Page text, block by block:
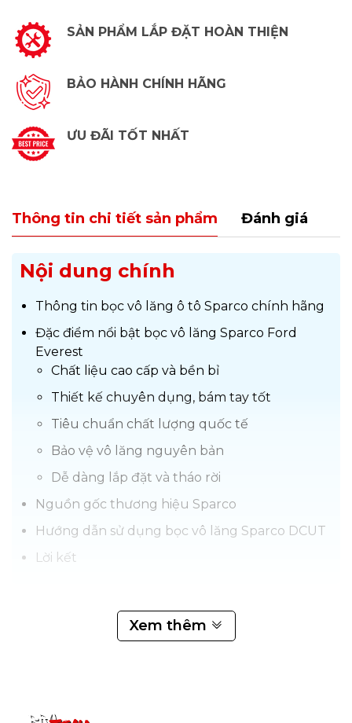
SẢN PHẨM LẮP ĐẶT HOÀN THIỆN
BẢO HÀNH CHÍNH HÃNG
ƯU ĐÃI TỐT NHẤT
Thông tin chi tiết sản phẩm Đánh giá
Nội dung chính
Thông tin bọc vô lăng ô tô Sparco chính hãng
Đặc điểm nổi bật bọc vô lăng Sparco Ford
Everest
Chất liệu cao cấp và bền bỉ
Thiết kế chuyên dụng, bám tay tốt
Tiêu chuẩn chất lượng quốc tế
Bảo vệ vô lăng nguyên bản
Dễ dàng lắp đặt và tháo rời
Nguồn gốc thương hiệu Sparco
Hướng dẫn sử dụng bọc vô lăng Sparco DCUT
Lời kết
Bọc vô lăng Sparco Ford Everestđược làm từ da PU cao
cấp và cao su trắng tự nhiên, mang đến độ bền vượt trội và
không gian xe. Sản phẩm phù hợp với các dòng xe có
Xem thêm